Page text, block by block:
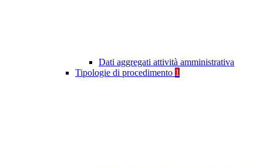
Dati aggregati attività amministrativa
Tipologie di procedimento 1